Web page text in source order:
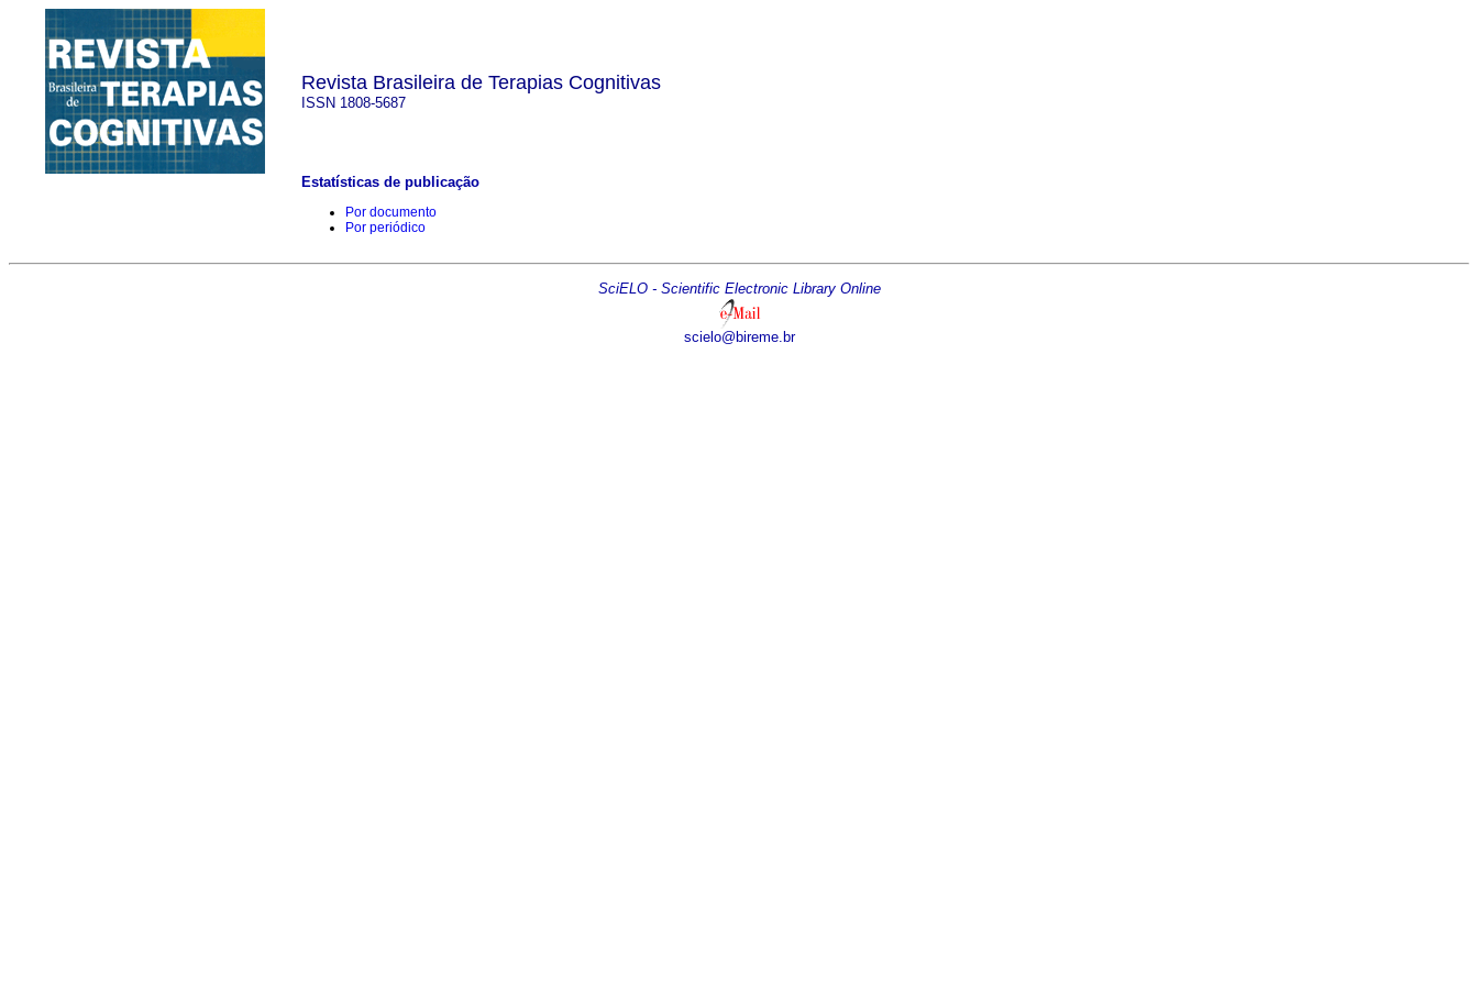
Revista Brasileira de Terapias Cognitivas
ISSN 1808-5687
Estatísticas de publicação
Por documento
Por periódico
SciELO - Scientific Electronic Library Online
scielo@bireme.br